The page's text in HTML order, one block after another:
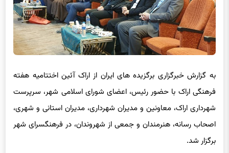
به گزارش خبرگزاری برگزیده های ایران از اراک آئین اختتامیه هفته
فرهنگی اراک با حضور رئیس، اعضای شورای اسلامی شهر، سرپرست
شهرداری اراک، معاونین و مدیران شهرداری، مدیران استانی و شهری،
اصحاب رسانه، هنرمندان و جمعی از شهروندان، در فرهنگسرای شهر
برگزار شد.